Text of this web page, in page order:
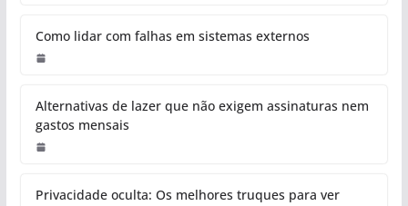
Como lidar com falhas em sistemas externos
Alternativas de lazer que não exigem assinaturas nem
gastos mensais
Privacidade oculta: Os melhores truques para ver